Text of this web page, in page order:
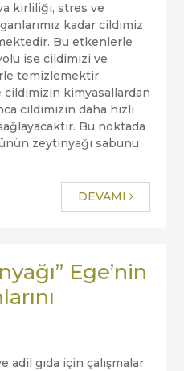
kirliliği, stres ve
kadar cildimiz
Bu etkenlerle
ise cildimizi ve
temizlemektir.
kimyasallardan
cildimizin daha hızlı
Bu noktada
zeytinyağı sabunu
DEVAMI
Ege’nin
adil gıda için çalışmalar